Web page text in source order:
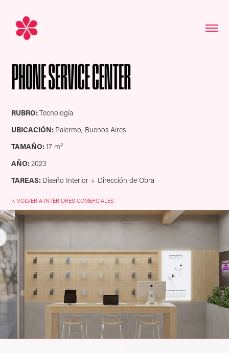
RUBRO:Tecnología
UBICACIÓN: Palermo, Buenos Aires
TAMAÑO:17 m²​​​​​​​
AÑO:2023
TAREAS: Diseño Interior + Dirección de Obra
< VOLVER A INTERIORES COMERCIALES